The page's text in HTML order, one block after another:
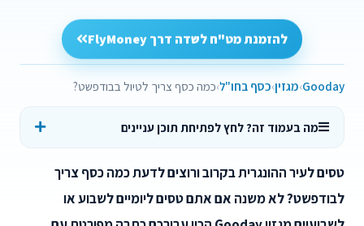
להזמנת מט"ח לשדה דרך FlyMoney
Gooday מגזין כסף בחו"ל כמה כסף צריך לטיול בבודפשט?
מה בעמוד זה? לחץ לפתיחת תוכן עניינים
טסים לעיר ההונגרית בקרוב ורוצים לדעת כמה כסף צריך
לבודפשט? לא משנה אם אתם טסים ליומיים לשבוע או